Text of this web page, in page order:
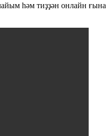
һәм тиҙҙән онлайн